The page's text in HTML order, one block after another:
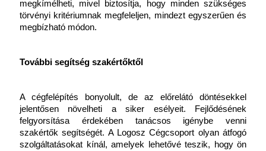
megkímélheti, mivel biztosítja, hogy minden szükséges
törvényi kritériumnak megfeleljen, mindezt egyszerűen és
megbízható módon.
További segítség szakértőktől
A cégfelépítés bonyolult, de az előrelátó döntésekkel
jelentősen növelheti a siker esélyeit. Fejlődésének
felgyorsítása érdekében tanácsos igénybe venni
szakértők segítségét. A Logosz Cégcsoport olyan átfogó
szolgáltatásokat kínál, amelyek lehetővé teszik, hogy ön